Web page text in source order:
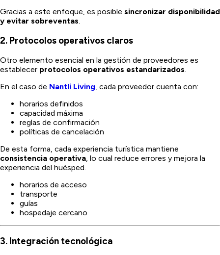
Gracias a este enfoque, es posible sincronizar disponibilidad
y evitar sobreventas.
2. Protocolos operativos claros
Otro elemento esencial en la gestión de proveedores es
establecer protocolos operativos estandarizados.
En el caso de Nantli Living, cada proveedor cuenta con:
horarios definidos
capacidad máxima
reglas de confirmación
políticas de cancelación
De esta forma, cada experiencia turística mantiene
consistencia operativa, lo cual reduce errores y mejora la
experiencia del huésped.
horarios de acceso
transporte
guías
hospedaje cercano
3. Integración tecnológica